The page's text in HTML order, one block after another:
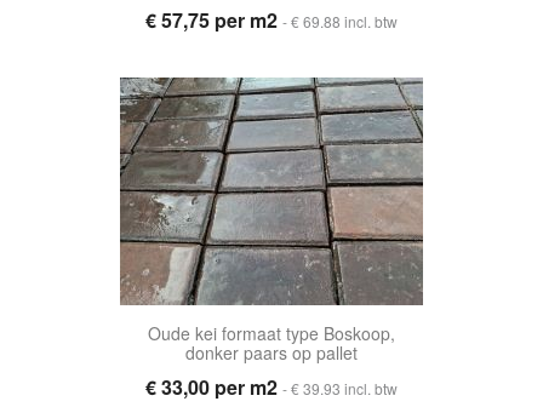
€ 57,75 per m2 - € 69.88 incl. btw
Oude kei formaat type Boskoop,
donker paars op pallet
€ 33,00 per m2 - € 39.93 incl. btw